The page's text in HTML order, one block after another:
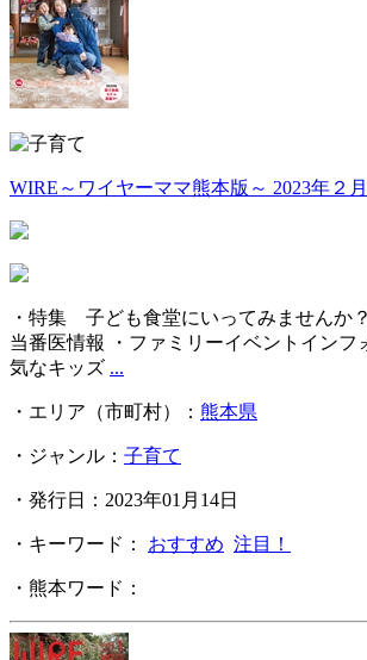
WIRE～ワイヤーママ熊本版～ 2023年２
・特集 子ども食堂にいってみませんか
当番医情報 ・ファミリーイベントインフ
気なキッズ ...
・エリア（市町村）： 熊本県
・ジャンル： 子育て
・発行日：2023年01月14日
・キーワード： おすすめ 注目！
・熊本ワード：